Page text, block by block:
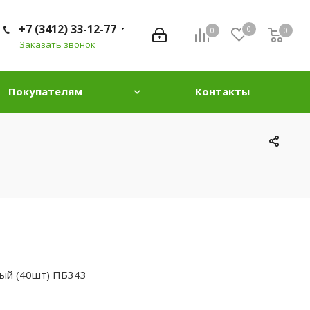
0 0 0
0
+7 (3412) 33-12-77
Заказать звонок
Покупателям Контакты
(40шт) ПБ343